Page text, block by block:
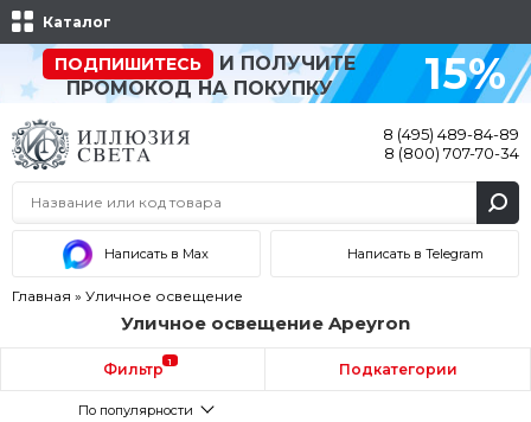
Каталог
ПОДПИШИТЕСЬ
И ПОЛУЧИТЕ
ПРОМОКОД НА ПОКУПКУ
15%
8 (495) 489-84-89
8 (800) 707-70-34
Написать в Max Написать в Telegram
Главная » Уличное освещение
Уличное освещение Apeyron
Фильтр 1 Подкатегории
По популярности